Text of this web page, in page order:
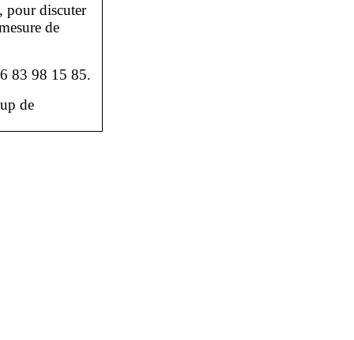
pour discuter
de
83 98 15 85.
de